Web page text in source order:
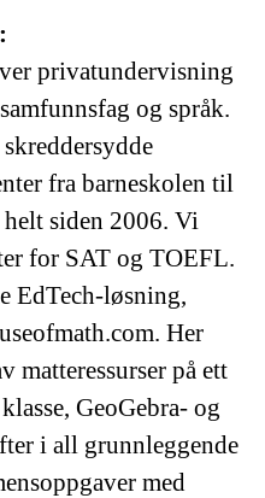
privatundervisning
og språk.
fra barneskolen til
siden 2006. Vi
for SAT og TOEFL.
EdTech-løsning,
Her
matteressurser på ett
GeoGebra- og
i all grunnleggende
med